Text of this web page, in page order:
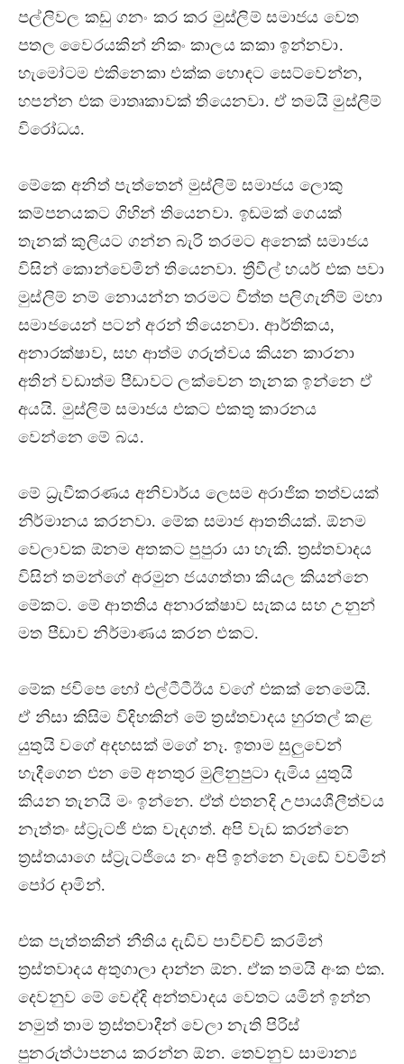
පල්ලිවල කඩු ගනං කර කර මුස්ලිම් සමාජය වෙත
පතල වෛරයකින් නිකං කාලය කකා ඉන්නවා.
හැමෝටම එකිනෙකා එක්ක හොඳට සෙට්වෙන්න,
හපන්න එක මාතෘකාවක් තියෙනවා. ඒ තමයි මුස්ලිම්
විරෝධය.
මේකෙ අනිත් පැත්තෙන් මුස්ලිම් සමාජය ලොකු
කම්පනයකට ගිහින් තියෙනවා. ඉඩමක් ගෙයක්
තැනක් කුලියට ගන්න බැරි තරමට අනෙක් සමාජය
විසින් කොන්වෙමින් තියෙනවා. ත්‍රීවීල් හයර් එක පවා
මුස්ලිම් නම් නොයන්න තරමට චීත්ත පලිගැනීම් මහා
සමාජයෙන් පටන් අරන් තියෙනවා. ආර්තිකය,
අනාරක්ෂාව, සහ ආත්ම ගරුත්වය කියන කාරනා
අතින් වඩාත්ම පීඩාවට ලක්වෙන තැනක ඉන්නෙ ඒ
අයයි. මුස්ලිම් සමාජය එකට එකතු කාරනය
වෙන්නෙ මේ බය.
මේ ධ්‍රැවීකරණය අනිවාර්ය ලෙසම අරාජික තත්වයක්
නිර්මානය කරනවා. මේක සමාජ ආතතියක්. ඕනම
වෙලාවක ඕනම අතකට පුපුරා යා හැකි. ත්‍රස්තවාදය
විසින් තමන්ගේ අරමුන ජයගත්තා කියල කියන්නෙ
මේකට. මේ ආතතිය අනාරක්ෂාව සැකය සහ උනුන්
මත පීඩාව නිර්මාණය කරන එකට.
මේක ජවිපෙ හෝ එල්ටීටීඊය වගේ එකක් නෙමෙයි.
ඒ නිසා කිසිම විදිහකින් මේ ත්‍රස්තවාදය හුරතල් කළ
යුතුයි වගේ අදහසක් මගේ නෑ. ඉතාම සුලුවෙන්
හැදීගෙන එන මේ අනතුර මුලිනුපුටා දැමිය යුතුයි
කියන තැනයි මං ඉන්නෙ. ඒත් එතනදි උපායශීලීත්වය
නැත්තං ස්ට්‍රැටජි එක වැදගත්. අපි වැඩ කරන්නෙ
ත්‍රස්තයාගෙ ස්ට්‍රැටජියෙ නං අපි ඉන්නෙ වැඩේ වවමින්
පෝර දාමින්.
එක පැත්තකින් නීතිය දැඩිව පාවිච්චි කරමින්
ත්‍රස්තවාදය අතුගාලා දාන්න ඕන. ඒක තමයි අංක එක.
දෙවනුව මේ වෙද්දි අන්තවාදය වෙතට යමින් ඉන්න
නමුත් තාම ත්‍රස්තවාදීන් වෙලා නැති පිරිස්
පුනරුත්ථාපනය කරන්න ඕන. තෙවනුව සාමාන්‍ය